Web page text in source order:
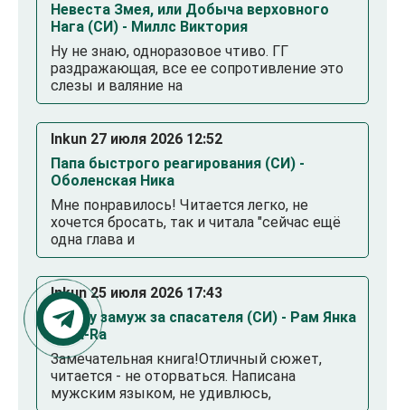
Невеста Змея, или Добыча верховного
Нага (СИ) - Миллс Виктория
Ну не знаю, одноразовое чтиво. ГГ
раздражающая, все ее сопротивление это
слезы и валяние на
Inkun 27 июля 2026 12:52
Папа быстрого реагирования (СИ) -
Оболенская Ника
Мне понравилось! Читается легко, не
хочется бросать, так и читала "сейчас ещё
одна глава и
Inkun 25 июля 2026 17:43
Выйду замуж за спасателя (СИ) - Рам Янка
Янка-Ra
Замечательная книга!Отличный сюжет,
читается - не оторваться. Написана
мужским языком, не удивлюсь,